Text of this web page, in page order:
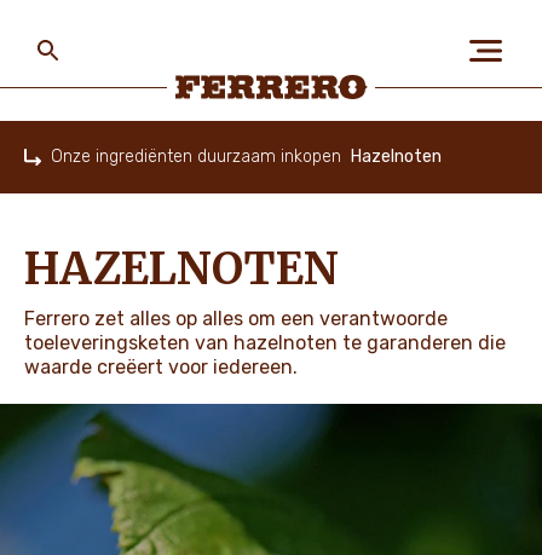
OVER ONS
MENS EN PLANEET
VACATURES
main
content
Onze ingrediënten duurzaam inkopen Hazelnoten
HAZELNOTEN
Ferrero zet alles op alles om een verantwoorde
toeleveringsketen van hazelnoten te garanderen die
waarde creëert voor iedereen.